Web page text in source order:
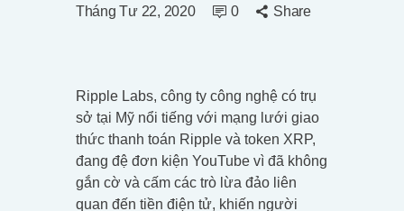
Tháng Tư 22, 2020 0 Share
Ripple Labs, công ty công nghệ có trụ
sở tại Mỹ nổi tiếng với mạng lưới giao
thức thanh toán Ripple và token XRP,
đang đệ đơn kiện YouTube vì đã không
gắn cờ và cấm các trò lừa đảo liên
quan đến tiền điện tử, khiến người